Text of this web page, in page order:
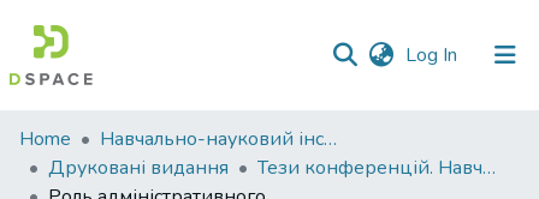
Log In (current)
Communities
&
Collections
Home
Навчально-науковий інститут економіки, управління, права та інформаційних технологій
Друковані видання
Тези конференцій. Навчально-науковий інститут економіки, управління, права та інформаційних технологій